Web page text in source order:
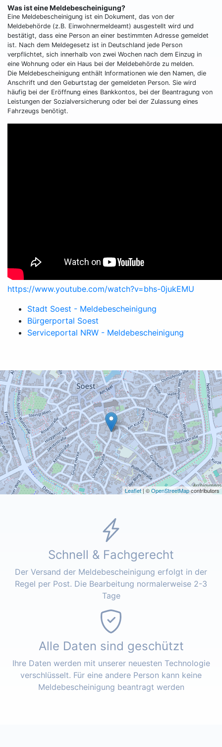
Was ist eine Meldebescheinigung?
Eine Meldebescheinigung ist ein Dokument, das von der
Meldebehörde (z.B. Einwohnermeldeamt) ausgestellt wird und
bestätigt, dass eine Person an einer bestimmten Adresse gemeldet
ist. Nach dem Meldegesetz ist in Deutschland jede Person
verpflichtet, sich innerhalb von zwei Wochen nach dem Einzug in
eine Wohnung oder ein Haus bei der Meldebehörde zu melden.
Die Meldebescheinigung enthält Informationen wie den Namen, die
Anschrift und den Geburtstag der gemeldeten Person. Sie wird
häufig bei der Eröffnung eines Bankkontos, bei der Beantragung von
Leistungen der Sozialversicherung oder bei der Zulassung eines
Fahrzeugs benötigt.
https://www.youtube.com/watch?v=bhs-0jukEMU
Stadt Soest - Meldebescheinigung
Bürgerportal Soest
Serviceportal NRW - Meldebescheinigung
Leaflet| ©OpenStreetMapcontributors
Schnell & Fachgerecht
Der Versand der Meldebescheinigung erfolgt in der
Regel per Post. Die Bearbeitung normalerweise 2-3
Tage
Alle Daten sind geschützt
Ihre Daten werden mit unserer neuesten Technologie
verschlüsselt. Für eine andere Person kann keine
Meldebescheinigung beantragt werden